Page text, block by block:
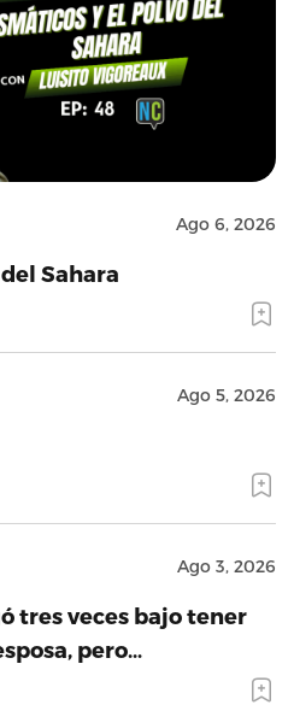
Ago 6, 2026
Sahara
Ago 5, 2026
Ago 3, 2026
tres veces bajo tener
pero…